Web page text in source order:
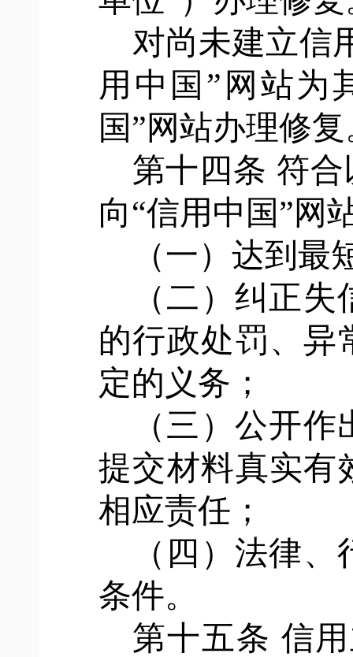
对尚未建立信
用中国”网站为
国”网站办理修
第十四条 符合
向“信用中国”网
（一）达到最
（二）纠正
的行政处罚、异
定的义务；
（三）公开
提交材料真实有
相应责任；
（四）法律
条件。
第十五条 信